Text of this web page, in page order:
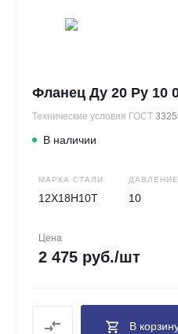
Фланец Ду 20 Ру 10
Технические условия ГОСТ
В наличии
МАРКА СТАЛИ
12Х18Н10Т
ДАВЛЕНИЕ
10
Цена
2 475 руб./шт
В